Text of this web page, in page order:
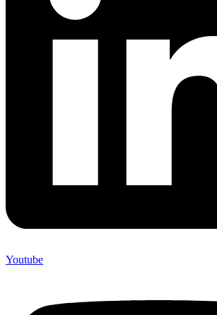
Youtube